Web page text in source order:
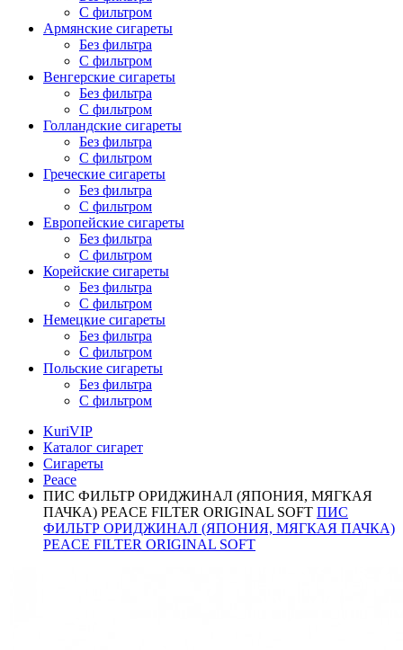
С фильтром
Армянские сигареты
Без фильтра
С фильтром
Венгерские сигареты
Без фильтра
С фильтром
Голландские сигареты
Без фильтра
С фильтром
Греческие сигареты
Без фильтра
С фильтром
Европейские сигареты
Без фильтра
С фильтром
Корейские сигареты
Без фильтра
С фильтром
Немецкие сигареты
Без фильтра
С фильтром
Польские сигареты
Без фильтра
С фильтром
KuriVIP
Каталог сигарет
Сигареты
Peace
ПИС ФИЛЬТР ОРИДЖИНАЛ (ЯПОНИЯ, МЯГКАЯ
ПАЧКА) PEACE FILTER ORIGINAL SOFT ПИС
ФИЛЬТР ОРИДЖИНАЛ (ЯПОНИЯ, МЯГКАЯ ПАЧКА)
PEACE FILTER ORIGINAL SOFT